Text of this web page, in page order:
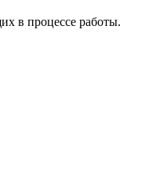
в процессе работы.